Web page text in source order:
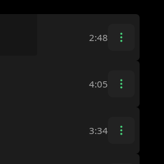
2:48
4:05
3:34